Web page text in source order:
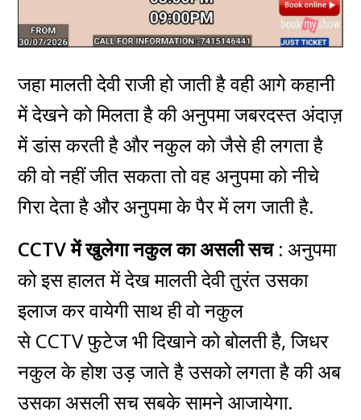
जहा मालती देवी राजी हो जाती है वही आगे कहानी
में देखने को मिलता है की अनुपमा जबरदस्त अंदाज़
में डांस करती है और नकुल को जैसे ही लगता है
की वो नहीं जीत सकता तो वह अनुपमा को नीचे
गिरा देता है और अनुपमा के पैर में लग जाती है.
CCTV में खुलेगा नकुल का असली सच : अनुपमा
को इस हालत में देख मालती देवी तुरंत उसका
इलाज कर वायेगी साथ ही वो नकुल
से CCTV फुटेज भी दिखाने को बोलती है, जिधर
नकुल के होश उड़ जाते है उसको लगता है की अब
उसका असली सच सबके सामने आजायेगा.